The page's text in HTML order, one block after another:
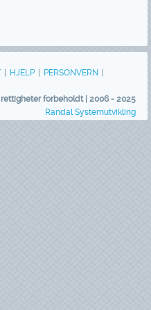
HJELP PERSONVERN
forbeholdt | 2006 - 2025
Randal Systemutvikling